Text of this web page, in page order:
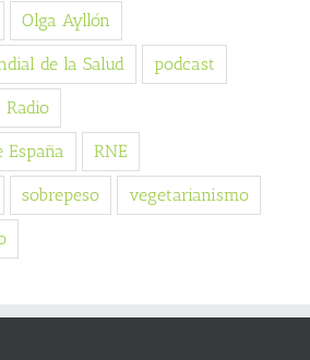
Olga Ayllón
de la Salud podcast
Radio
España RNE
sobrepeso vegetarianismo